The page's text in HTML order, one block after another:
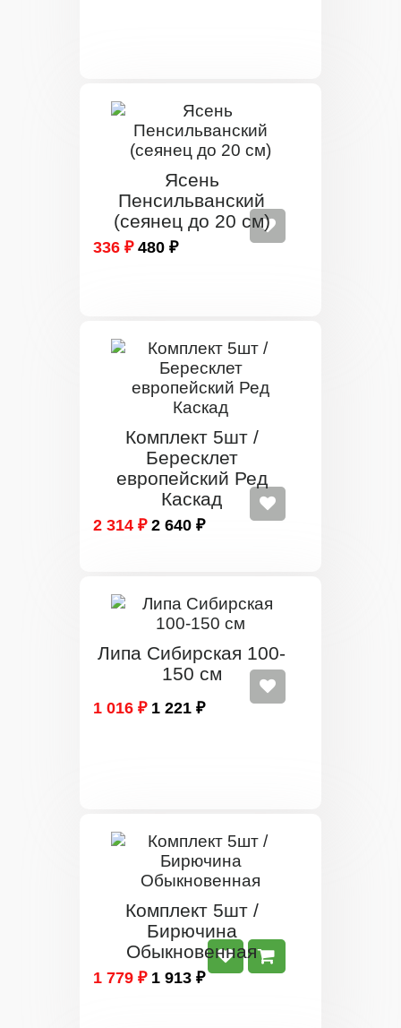
Ясень
Пенсильванский
(сеянец до 20 см)
336 ₽ 480 ₽
Комплект 5шт /
Бересклет
европейский Ред
Каскад
2 314 ₽ 2 640 ₽
Липа Сибирская 100-
150 см
1 016 ₽ 1 221 ₽
Комплект 5шт /
Бирючина
Обыкновенная
1 779 ₽ 1 913 ₽